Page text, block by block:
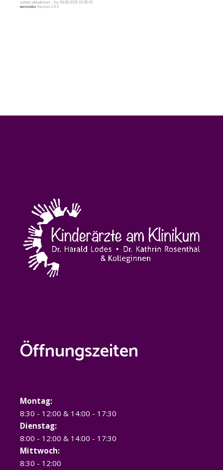
Öffnungszeiten
Montag:
8:30 - 12:00 & 14:00 - 17:30
Dienstag:
8:00 - 12:00 & 14:00 - 17:30
Mittwoch:
8:30 - 12:00